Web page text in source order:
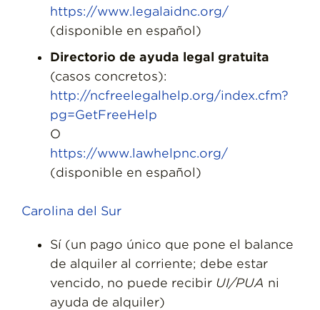
https://www.legalaidnc.org/
(disponible en español)
Directorio de ayuda legal gratuita
(casos concretos):
http://ncfreelegalhelp.org/index.cfm?
pg=GetFreeHelp
O
https://www.lawhelpnc.org/
(disponible en español)
Carolina del Sur
Sí (un pago único que pone el balance
de alquiler al corriente; debe estar
vencido, no puede recibir UI/PUA ni
ayuda de alquiler)